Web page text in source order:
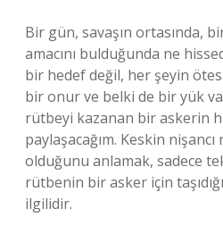
Bir gün, savaşın ortasında,
amacını bulduğunda ne
bir hedef değil, her şeyin
bir onur ve belki de bir yük
rütbeyi kazanan bir askerin
paylaşacağım. Keskin
olduğunu anlamak, sadece
rütbenin bir asker için
ilgilidir.